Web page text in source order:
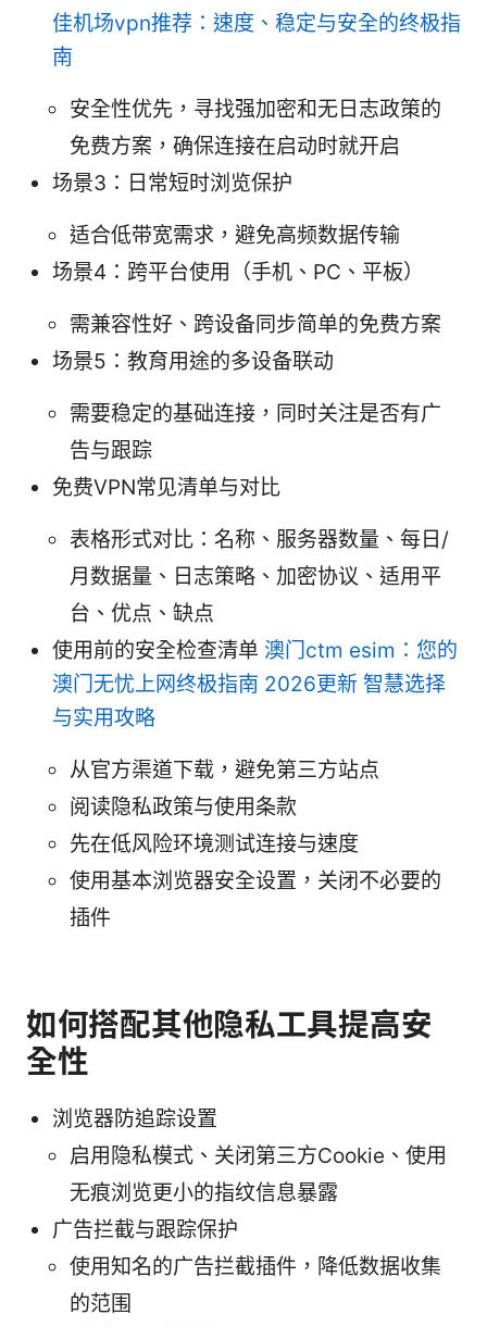
佳机场vpn推荐：速度、稳定与安全的终极指
南
安全性优先，寻找强加密和无日志政策的
免费方案，确保连接在启动时就开启
场景3：日常短时浏览保护
适合低带宽需求，避免高频数据传输
场景4：跨平台使用（手机、PC、平板）
需兼容性好、跨设备同步简单的免费方案
场景5：教育用途的多设备联动
需要稳定的基础连接，同时关注是否有广
告与跟踪
免费VPN常见清单与对比
表格形式对比：名称、服务器数量、每日/
月数据量、日志策略、加密协议、适用平
台、优点、缺点
使用前的安全检查清单 澳门ctm esim：您的
澳门无忧上网终极指南 2026更新 智慧选择
与实用攻略
从官方渠道下载，避免第三方站点
阅读隐私政策与使用条款
先在低风险环境测试连接与速度
使用基本浏览器安全设置，关闭不必要的
插件
如何搭配其他隐私工具提高安
全性
浏览器防追踪设置
启用隐私模式、关闭第三方Cookie、使用
无痕浏览更小的指纹信息暴露
广告拦截与跟踪保护
使用知名的广告拦截插件，降低数据收集
的范围